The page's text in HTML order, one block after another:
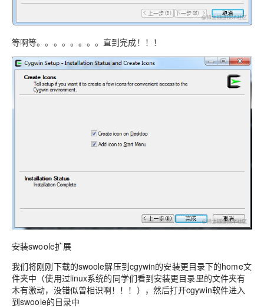
等啊等。。。。。。。。直到完成！！！
安装swoole扩展
我们将刚刚下载的swoole解压到cgywin的安装更目录下的home文
件夹中（使用过linux系统的同学们看到安装更目录里的文件夹有
木有激动，没错似曾相识啊！！！），然后打开cgywin软件进入
到swoole的目录中